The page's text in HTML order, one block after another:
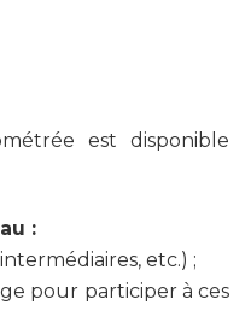
est disponible
:
etc.) ;
pour participer à ces